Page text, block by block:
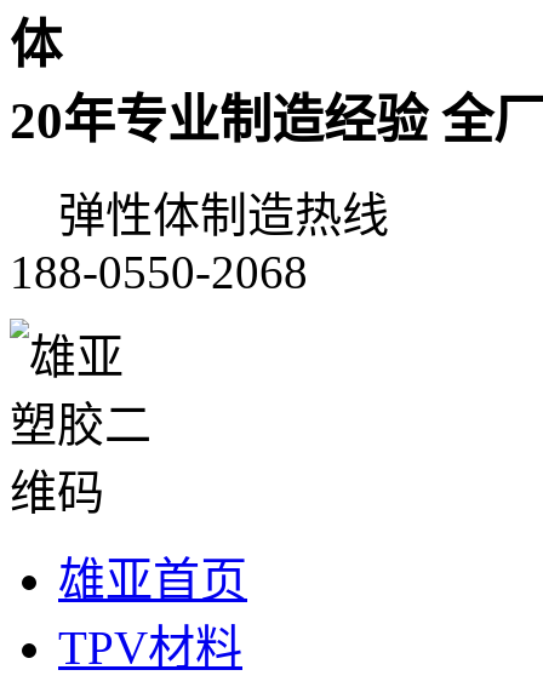
体
20年专业制造经验 全
弹性体制造热线
188-0550-2068
雄亚首页
TPV材料